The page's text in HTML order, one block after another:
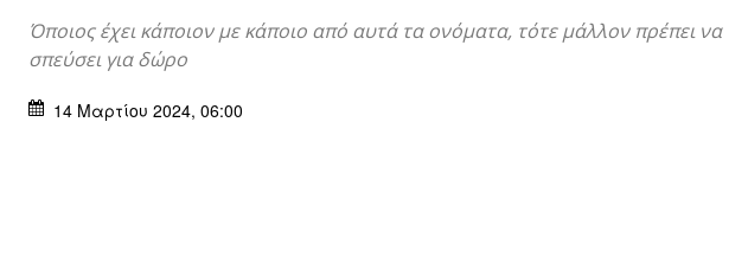
Όποιος έχει κάποιον με κάποιο από αυτά τα ονόματα, τότε μάλλον πρέπει να
σπεύσει για δώρο
14 Μαρτίου 2024, 06:00